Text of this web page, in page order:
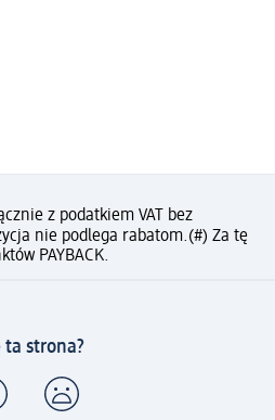
z podatkiem VAT bez
nie podlega rabatom.(#) Za tę
PAYBACK.
ta strona?